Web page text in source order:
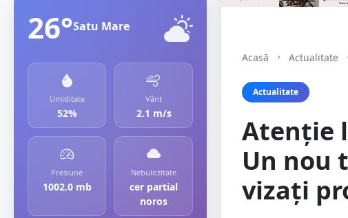
26°Satu Mare
Umiditate
52%
Vânt
2.1 m/s
Presiune
1002.0 mb
Nebulozitate
cer partial
noros
Acasă • Actualitate
Actualitate
Atenție
Un nou
vizați